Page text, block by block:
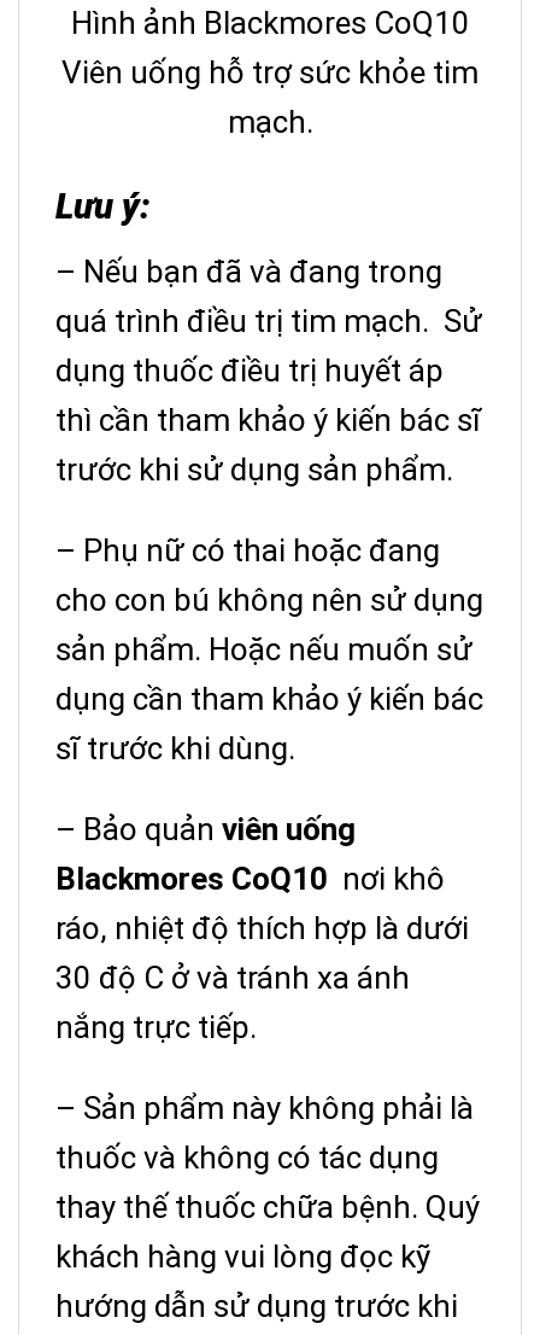
Hình ảnh Blackmores CoQ10
Viên uống hỗ trợ sức khỏe tim
mạch.
Lưu ý:
– Nếu bạn đã và đang trong
quá trình điều trị tim mạch. Sử
dụng thuốc điều trị huyết áp
thì cần tham khảo ý kiến bác sĩ
trước khi sử dụng sản phẩm.
– Phụ nữ có thai hoặc đang
cho con bú không nên sử dụng
sản phẩm. Hoặc nếu muốn sử
dụng cần tham khảo ý kiến bác
sĩ trước khi dùng.
– Bảo quản viên uống
Blackmores CoQ10 nơi khô
ráo, nhiệt độ thích hợp là dưới
30 độ C ở và tránh xa ánh
nắng trực tiếp.
– Sản phẩm này không phải là
thuốc và không có tác dụng
thay thế thuốc chữa bệnh. Quý
khách hàng vui lòng đọc kỹ
hướng dẫn sử dụng trước khi